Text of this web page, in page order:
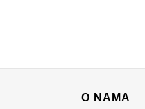
O NAMA